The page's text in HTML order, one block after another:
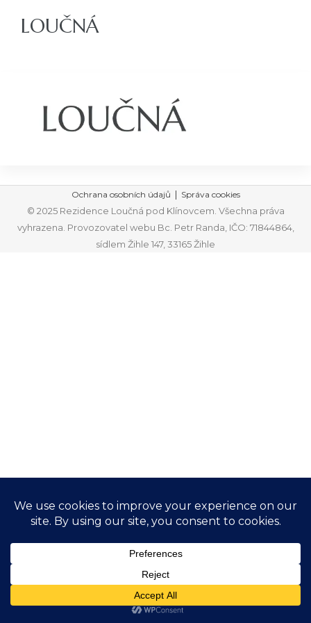
LOUČNÁ
Ochrana osobních údajů | Správa cookies
© 2025 Rezidence Loučná pod Klínovcem. Všechna práva
vyhrazena. Provozovatel webu Bc. Petr Randa, IČO: 71844864,
sídlem Žihle 147, 33165 Žihle